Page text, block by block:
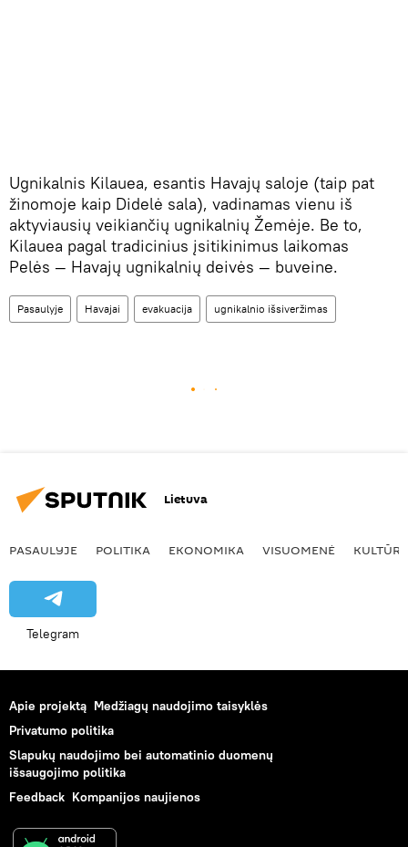
Ugnikalnis Kilauea, esantis Havajų saloje (taip pat
žinomoje kaip Didelė sala), vadinamas vienu iš
aktyviausių veikiančių ugnikalnių Žemėje. Be to,
Kilauea pagal tradicinius įsitikinimus laikomas
Pelės — Havajų ugnikalnių deivės — buveine.
Pasaulyje Havajai evakuacija ugnikalnio išsiveržimas
Lietuva
PASAULYJE POLITIKA EKONOMIKA VISUOMENĖ KULTŪRA
Telegram
Apie projektą Medžiagų naudojimo taisyklės
Privatumo politika
Slapukų naudojimo bei automatinio duomenų
išsaugojimo politika
Feedback Kompanijos naujienos